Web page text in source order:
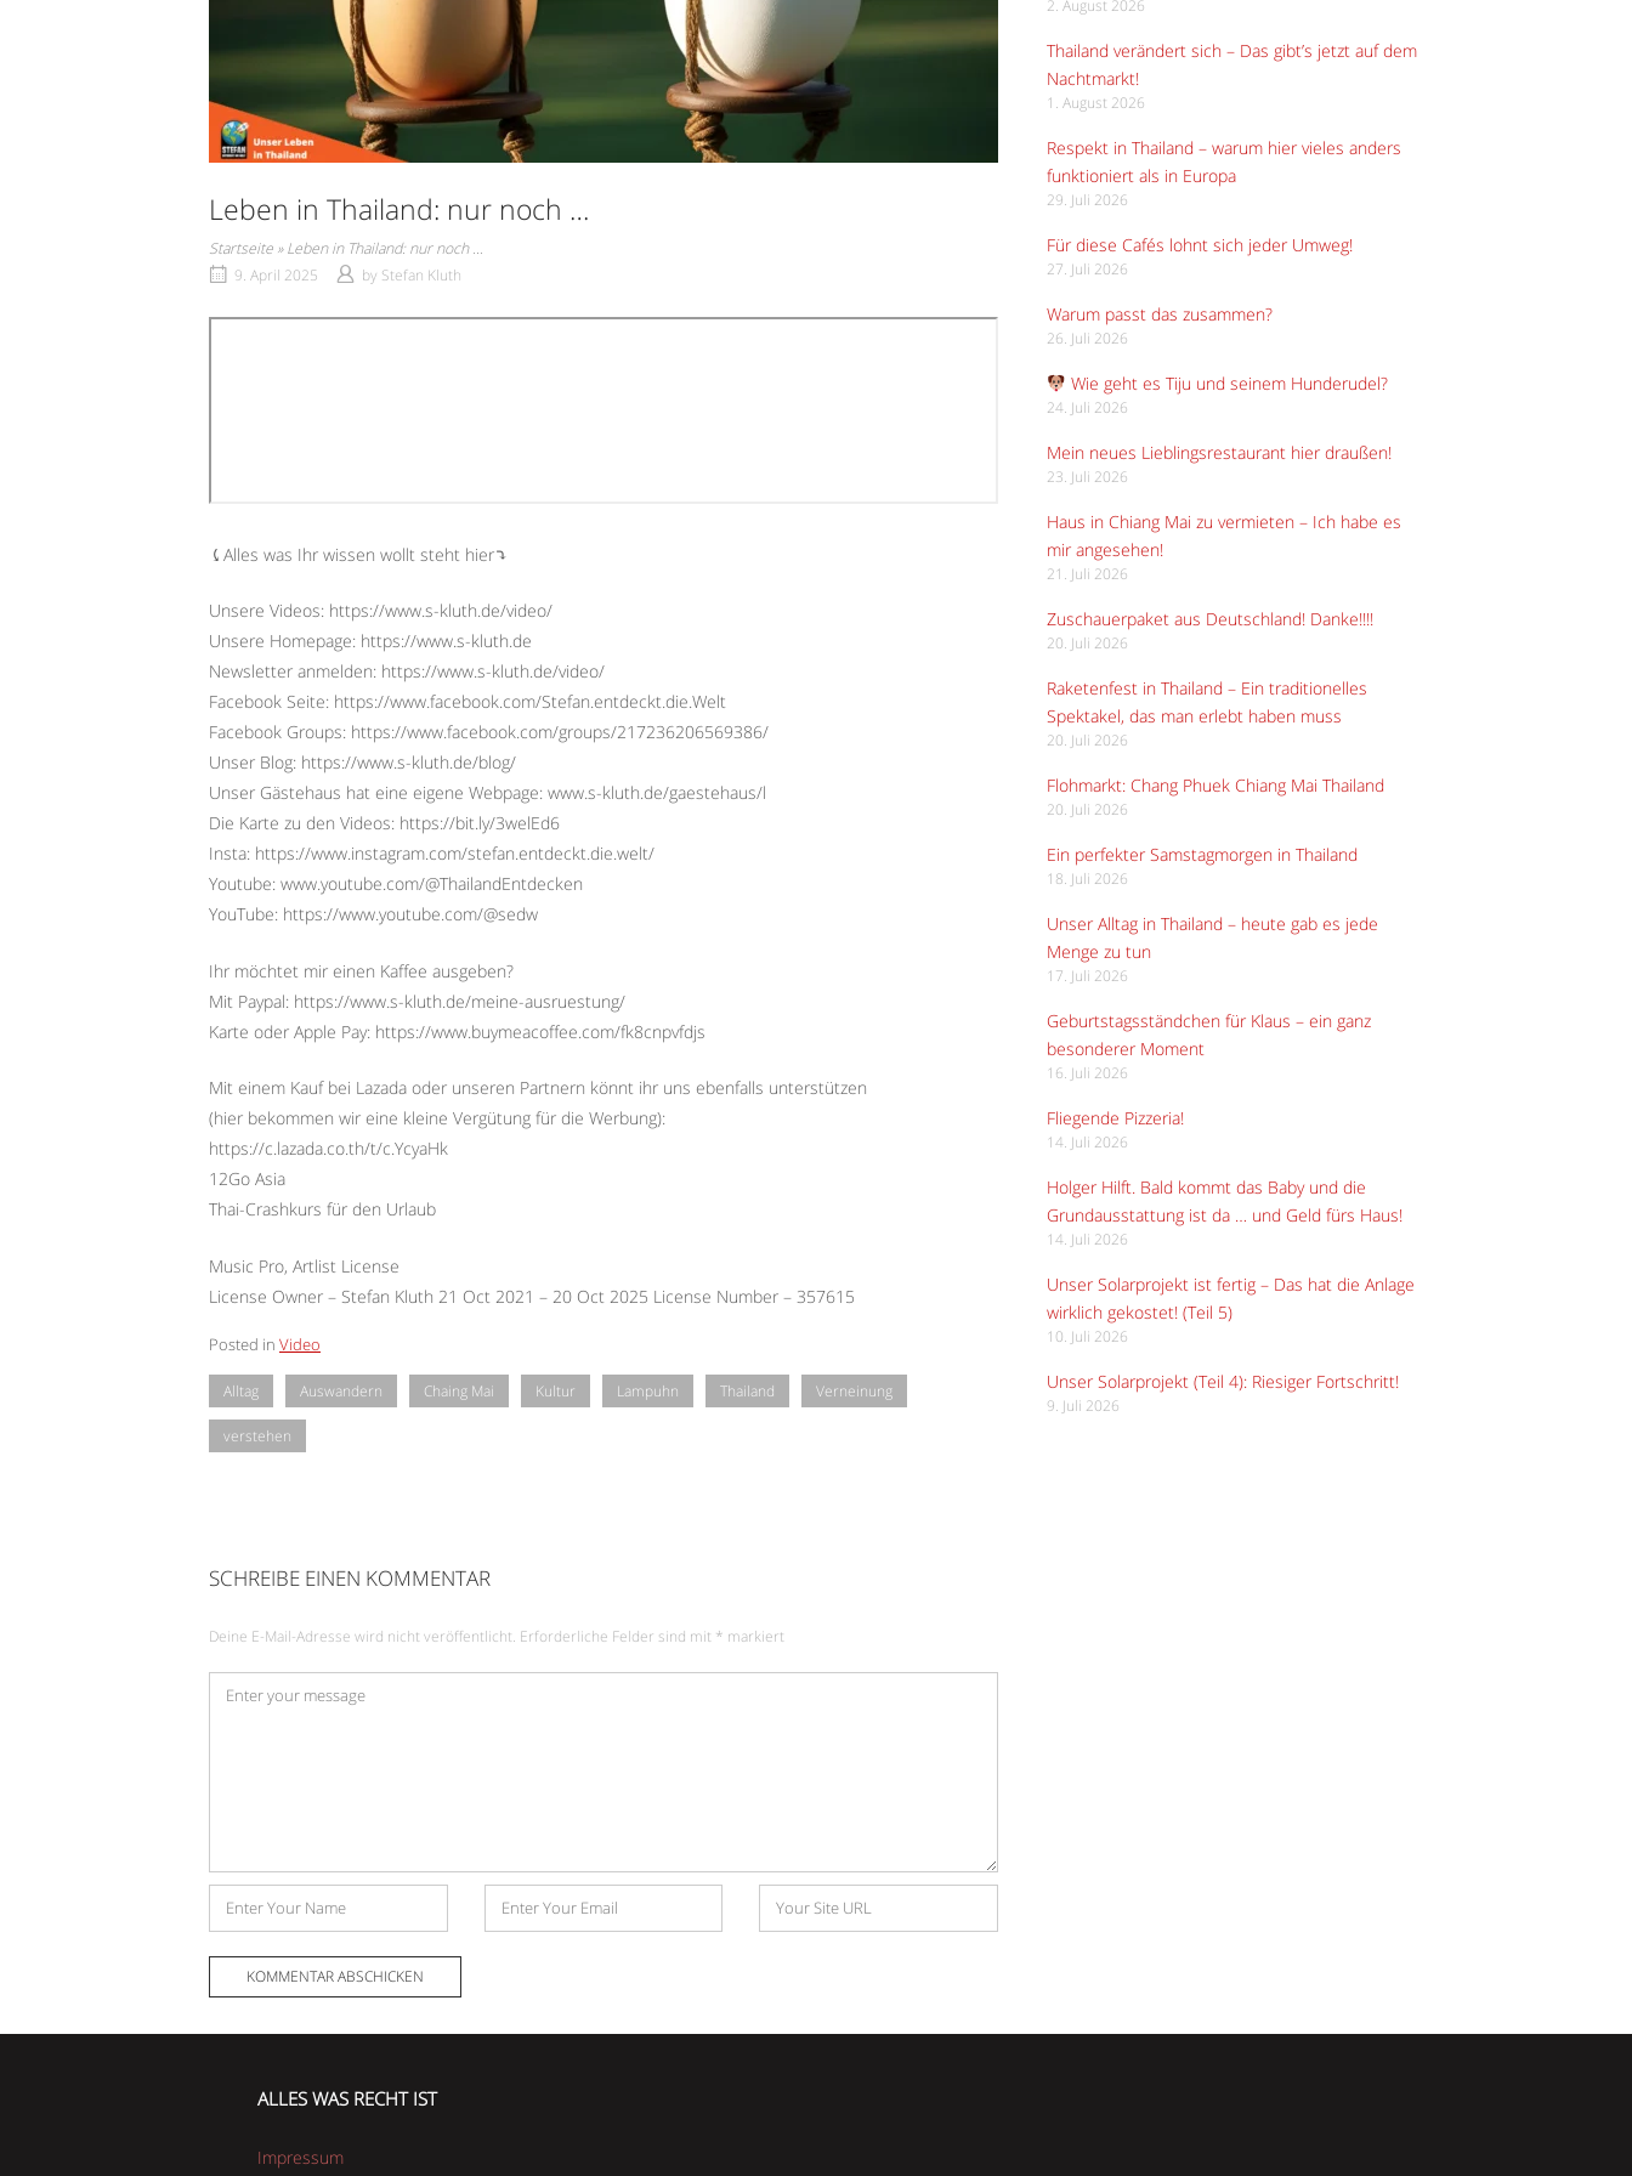
Leben in Thailand: nur noch …
Startseite »Leben in Thailand: nur noch …
9. April 2025
by Stefan Kluth
⤹Alles was Ihr wissen wollt steht hier⤵︎
Unsere Videos: https://www.s-kluth.de/video/
Unsere Homepage: https://www.s-kluth.de
Newsletter anmelden: https://www.s-kluth.de/video/
Facebook Seite: https://www.facebook.com/Stefan.entdeckt.die.Welt
Facebook Groups: https://www.facebook.com/groups/217236206569386/
Unser Blog: https://www.s-kluth.de/blog/
Unser Gästehaus hat eine eigene Webpage: www.s-kluth.de/gaestehaus/l
Die Karte zu den Videos: https://bit.ly/3welEd6
Insta: https://www.instagram.com/stefan.entdeckt.die.welt/
Youtube: www.youtube.com/@ThailandEntdecken
YouTube: https://www.youtube.com/@sedw
Ihr möchtet mir einen Kaffee ausgeben?
Mit Paypal: https://www.s-kluth.de/meine-ausruestung/
Karte oder Apple Pay: https://www.buymeacoffee.com/fk8cnpvfdjs
Mit einem Kauf bei Lazada oder unseren Partnern könnt ihr uns ebenfalls unterstützen
(hier bekommen wir eine kleine Vergütung für die Werbung):
https://c.lazada.co.th/t/c.YcyaHk
12Go Asia
Thai-Crashkurs für den Urlaub
Music Pro, Artlist License
License Owner – Stefan Kluth 21 Oct 2021 – 20 Oct 2025 License Number – 357615
Posted in Video
Alltag Auswandern Chaing Mai Kultur Lampuhn Thailand Verneinung
verstehen
SCHREIBE EINEN KOMMENTAR
Deine E-Mail-Adresse wird nicht veröffentlicht. Erforderliche Felder sind mit * markiert
Kommentar
Name
Mail-
Website
2. August 2026
Thailand verändert sich – Das gibt’s jetzt auf dem
Nachtmarkt!
1. August 2026
Respekt in Thailand – warum hier vieles anders
funktioniert als in Europa
29. Juli 2026
Für diese Cafés lohnt sich jeder Umweg!
27. Juli 2026
Warum passt das zusammen?
26. Juli 2026
Wie geht es Tiju und seinem Hunderudel?
24. Juli 2026
Mein neues Lieblingsrestaurant hier draußen!
23. Juli 2026
Haus in Chiang Mai zu vermieten – Ich habe es
mir angesehen!
21. Juli 2026
Zuschauerpaket aus Deutschland! Danke!!!!
20. Juli 2026
Raketenfest in Thailand – Ein traditionelles
Spektakel, das man erlebt haben muss
20. Juli 2026
Flohmarkt: Chang Phuek Chiang Mai Thailand
20. Juli 2026
Ein perfekter Samstagmorgen in Thailand
18. Juli 2026
Unser Alltag in Thailand – heute gab es jede
Menge zu tun
17. Juli 2026
Geburtstagsständchen für Klaus – ein ganz
besonderer Moment
16. Juli 2026
Fliegende Pizzeria!
14. Juli 2026
Holger Hilft. Bald kommt das Baby und die
Grundausstattung ist da … und Geld fürs Haus!
14. Juli 2026
Unser Solarprojekt ist fertig – Das hat die Anlage
wirklich gekostet! (Teil 5)
10. Juli 2026
Unser Solarprojekt (Teil 4): Riesiger Fortschritt!
9. Juli 2026
ALLES WAS RECHT IST
Impressum